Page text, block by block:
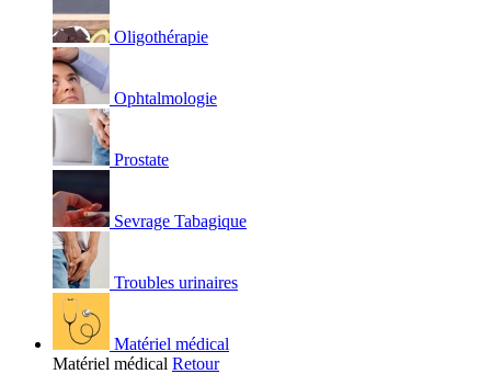
Oligothérapie
Ophtalmologie
Prostate
Sevrage Tabagique
Troubles urinaires
Matériel médical
Matériel médical Retour